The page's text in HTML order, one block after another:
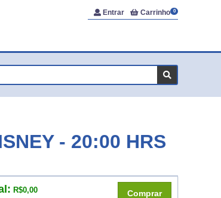
Entrar Carrinho 0
- 20:00 HRS
Comprar
R$0,00